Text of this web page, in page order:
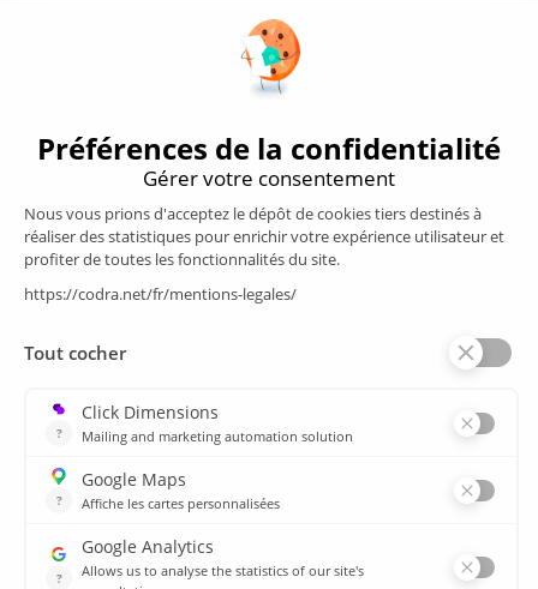
Éditeur des logiciels Panorama Suite et COOX Origin, CODRA est
également un acteur reconnu dans le secteur de l'ingénierie logicielle
Supervision/SCADA
Suivi énergie
MES
Formations
plan du site
Ressources
Médiathèque
CSIRT